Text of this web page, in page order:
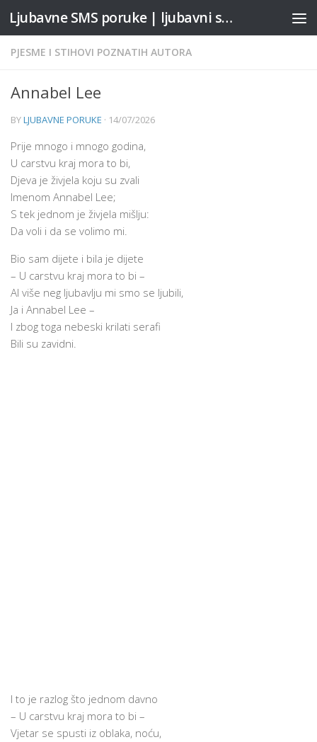
Skip to content Ljubavne SMS poruke | ljubavni stihovi
PJESME I STIHOVI POZNATIH AUTORA
Annabel Lee
BYLJUBAVNE PORUKE · 14/07/2026
Prije mnogo i mnogo godina,
U carstvu kraj mora to bi,
Djeva je živjela koju su zvali
Imenom Annabel Lee;
S tek jednom je živjela mišlju:
Da voli i da se volimo mi.
Bio sam dijete i bila je dijete
– U carstvu kraj mora to bi –
Al više neg ljubavlju mi smo se ljubili,
Ja i Annabel Lee –
I zbog toga nebeski krilati serafi
Bili su zavidni.
I to je razlog što jednom davno
– U carstvu kraj mora to bi –
Vjetar se spusti iz oblaka, noću,